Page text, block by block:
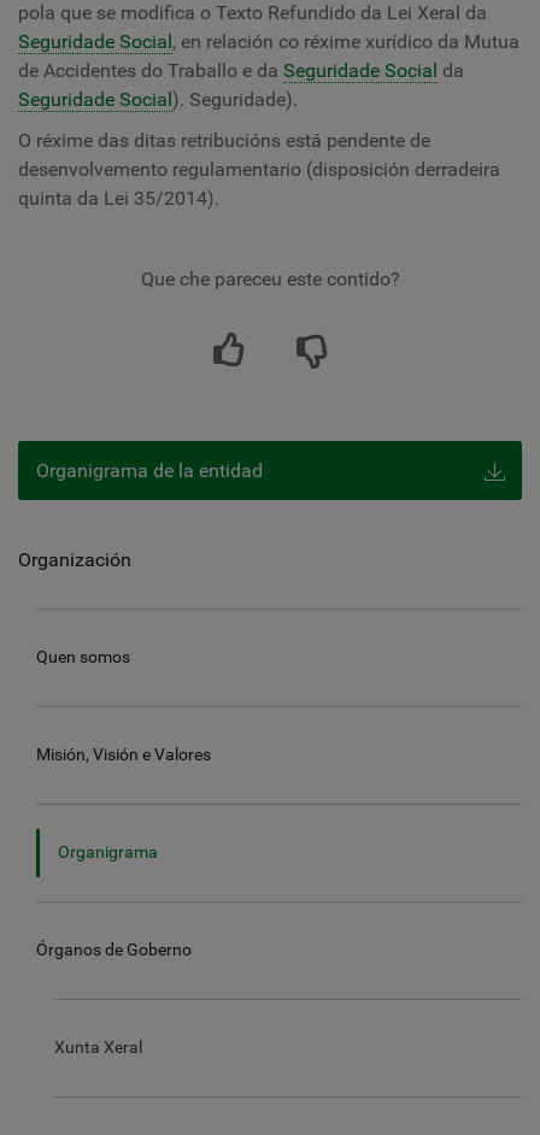
pola que se modifica o Texto Refundido da Lei Xeral da
Seguridade Social, en relación co réxime xurídico da Mutua
de Accidentes do Traballo e da Seguridade Social da
Seguridade Social). Seguridade).
O réxime das ditas retribucións está pendente de
desenvolvemento regulamentario (disposición derradeira
quinta da Lei 35/2014).
Que che pareceu este contido?
Organigrama de la entidad
Organización
Quen somos
Misión, Visión e Valores
Organigrama
Órganos de Goberno
Xunta Xeral